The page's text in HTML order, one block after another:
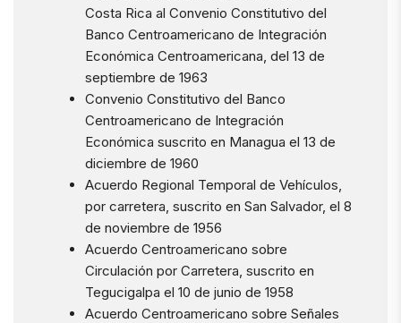
Costa Rica al Convenio Constitutivo del
Banco Centroamericano de Integración
Económica Centroamericana, del 13 de
septiembre de 1963
Convenio Constitutivo del Banco
Centroamericano de Integración
Económica suscrito en Managua el 13 de
diciembre de 1960
Acuerdo Regional Temporal de Vehículos,
por carretera, suscrito en San Salvador, el 8
de noviembre de 1956
Acuerdo Centroamericano sobre
Circulación por Carretera, suscrito en
Tegucigalpa el 10 de junio de 1958
Acuerdo Centroamericano sobre Señales